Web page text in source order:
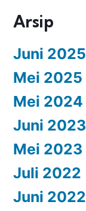
Arsip
Juni 2025
Mei 2025
Mei 2024
Juni 2023
Mei 2023
Juli 2022
Juni 2022